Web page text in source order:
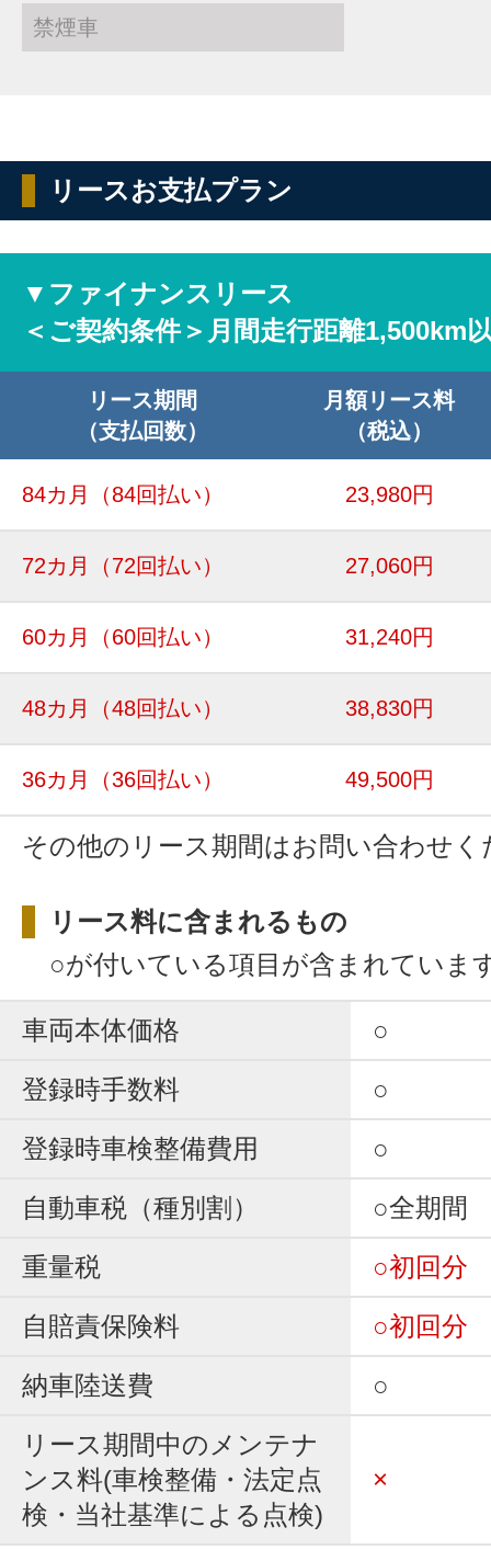
禁煙車
リースお支払プラン
▼ファイナンスリース
＜ご契約条件＞月間走行距離1,500km
リース期間
（支払回数）
月額リース料
（税込）
84カ月 （84回払い） 23,980円
72カ月 （72回払い） 27,060円
60カ月 （60回払い） 31,240円
48カ月 （48回払い） 38,830円
36カ月 （36回払い） 49,500円
その他のリース期間はお問い合わせく
リース料に含まれるもの
○が付いている項目が含まれていま
車両本体価格
○
登録時手数料
○
登録時車検整備費用
○
自動車税（種別割）
○全期間
重量税
○初回分
自賠責保険料
○初回分
納車陸送費
○
リース期間中のメンテナ
ンス料(車検整備・法定点
検・当社基準による点検)
×